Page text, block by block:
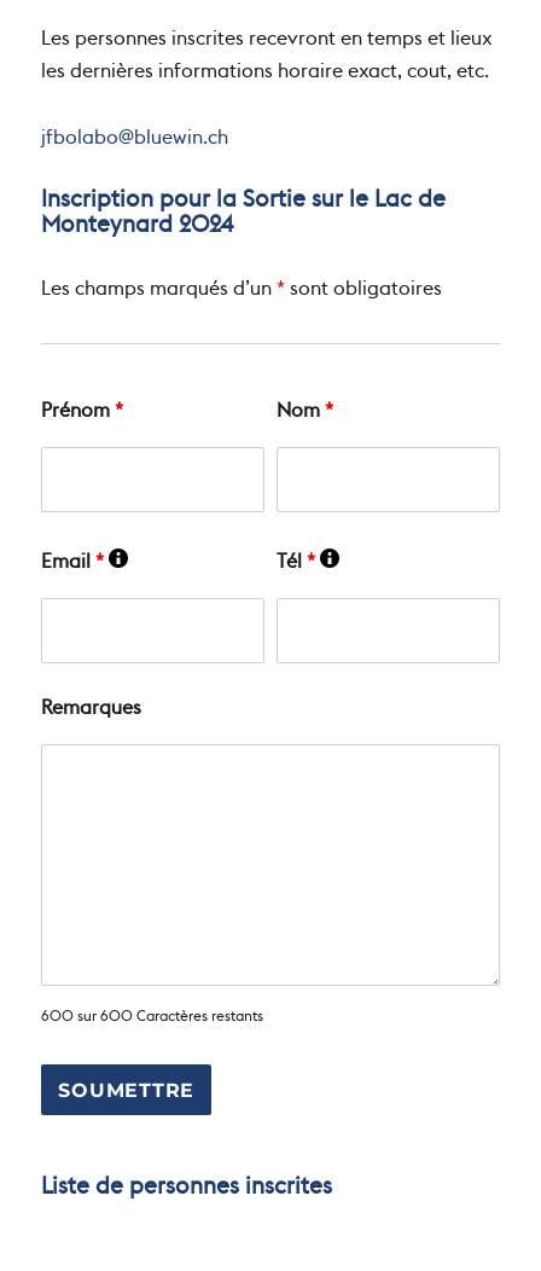
Les personnes inscrites recevront en temps et lieux
les dernières informations horaire exact, cout, etc.
jfbolabo@bluewin.ch
Inscription pour la Sortie sur le Lac de
Monteynard 2024
Les champs marqués d’un*sont obligatoires
Prénom* Nom*
Email* Tél*
Remarques
600 sur 600 Caractères restants
Liste de personnes inscrites